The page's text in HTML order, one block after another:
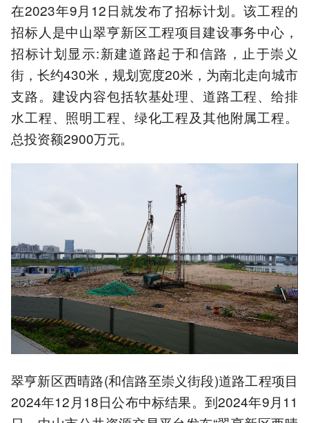
在2023年9月12日就发布了招标计划。该工程的
招标人是中山翠亨新区工程项目建设事务中心，
招标计划显示:新建道路起于和信路，止于崇义
街，长约430米，规划宽度20米，为南北走向城市
支路。建设内容包括软基处理、道路工程、给排
水工程、照明工程、绿化工程及其他附属工程。
总投资额2900万元。
翠亨新区西晴路(和信路至崇义街段)道路工程项目
2024年12月18日公布中标结果。到2024年9月11